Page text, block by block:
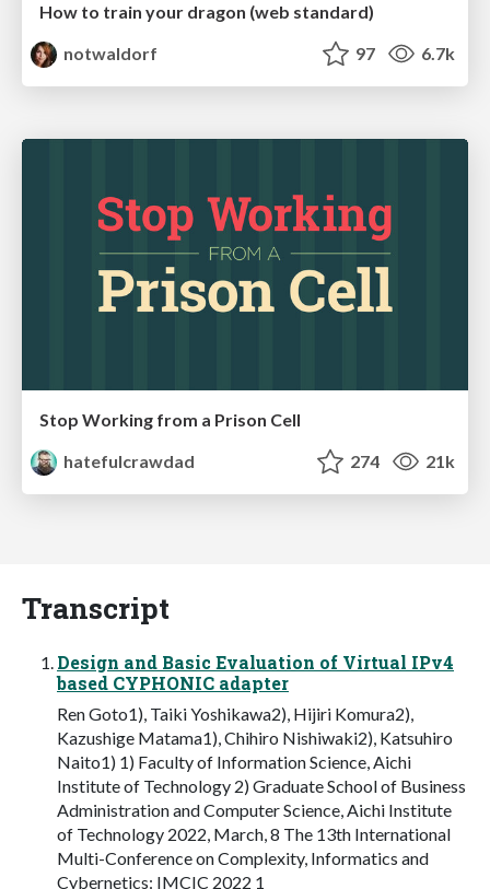
How to train your dragon (web standard)
notwaldorf
97 6.7k
Stop Working from a Prison Cell
hatefulcrawdad
274 21k
Transcript
Design and Basic Evaluation of Virtual IPv4
based CYPHONIC adapter
Ren Goto1), Taiki Yoshikawa2), Hijiri Komura2),
Kazushige Matama1), Chihiro Nishiwaki2), Katsuhiro
Naito1) 1) Faculty of Information Science, Aichi
Institute of Technology 2) Graduate School of Business
Administration and Computer Science, Aichi Institute
of Technology 2022, March, 8 The 13th International
Multi-Conference on Complexity, Informatics and
Cybernetics: IMCIC 2022 1